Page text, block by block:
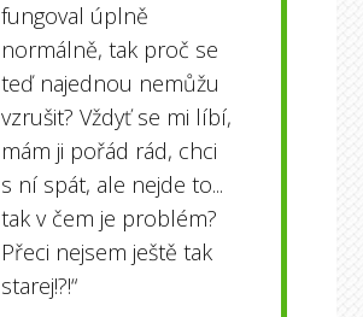
fungoval úplně
normálně, tak proč se
teď najednou nemůžu
vzrušit? Vždyť se mi líbí,
mám ji pořád rád, chci
s ní spát, ale nejde to...
tak v čem je problém?
Přeci nejsem ještě tak
starej!?!“